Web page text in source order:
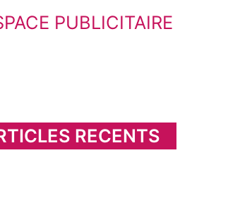
PUBLICITAIRE
RECENTS